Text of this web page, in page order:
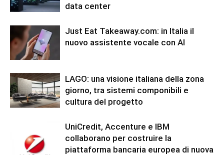
data center
Just Eat Takeaway.com: in Italia il
nuovo assistente vocale con AI
LAGO: una visione italiana della zona
giorno, tra sistemi componibili e
cultura del progetto
UniCredit, Accenture e IBM
collaborano per costruire la
piattaforma bancaria europea di nuova